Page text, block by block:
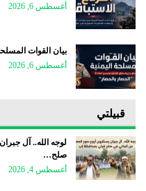
أغسطس 6, 2026
بيان القوات
أغسطس 6, 2026
قبيلتي
لوجه الله.. آل
صلح…
أغسطس 4, 2026